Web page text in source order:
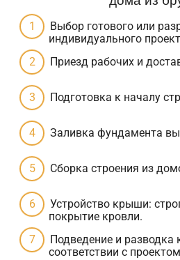
Выбор готового или
индивидуального
Приезд рабочих и
Подготовка к началу
Заливка фундамента
Сборка строения из
Устройство крыши:
покрытие кровли.
Подведение и
соответствии с